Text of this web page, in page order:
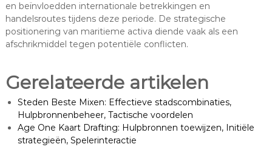
en beïnvloedden internationale betrekkingen en
handelsroutes tijdens deze periode. De strategische
positionering van maritieme activa diende vaak als een
afschrikmiddel tegen potentiële conflicten.
Gerelateerde artikelen
Steden Beste Mixen: Effectieve stadscombinaties,
Hulpbronnenbeheer, Tactische voordelen
Age One Kaart Drafting: Hulpbronnen toewijzen, Initiële
strategieën, Spelerinteractie